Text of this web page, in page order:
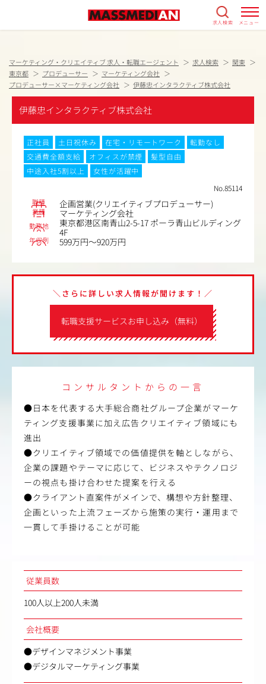
求人検索 メニュー
マーケティング・クリエイティブ 求人・転職エージェント 求人検索
関東
東京都
プロデューサー
マーケティング会社
プロデューサー×マーケティング会社
伊藤忠インタラクティブ株式会社
伊藤忠インタラクティブ株式会社
正社員 土日祝休み 在宅・リモートワーク
転勤なし
交通費全額支給
オフィスが禁煙
髪型自由
中途入社5割以上
女性が活躍中
No.85114
職種 企画営業(クリエイティブプロデューサー)
業種 マーケティング会社
勤務地
東京都港区南青山2-5-17 ポーラ青山ビルディング
4F
年収例 599万円～920万円
転職支援サービスお申し込み（無料）
＼さらに詳しい求人情報が聞けます！／
コンサルタントからの一言
●日本を代表する大手総合商社グループ企業がマーケ
ティング支援事業に加え広告クリエイティブ領域にも
進出
●クリエイティブ領域での価値提供を軸としながら、
企業の課題やテーマに応じて、ビジネスやテクノロジ
ーの視点も掛け合わせた提案を行える
●クライアント直案件がメインで、構想や方針整理、
企画といった上流フェーズから施策の実行・運用まで
一貫して手掛けることが可能
従業員数
100人以上200人未満
会社概要
●デザインマネジメント事業
●デジタルマーケティング事業